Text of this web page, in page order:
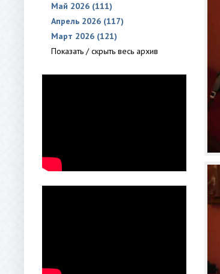
Май 2026 (111)
Апрель 2026 (117)
Март 2026 (121)
Показать / скрыть весь архив